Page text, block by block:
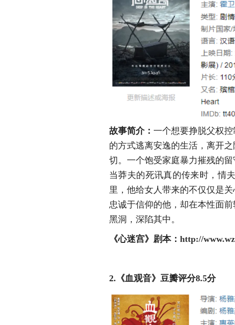
故事简介： 一个想要挣脱父权
的方式逃离安逸的生活，离开
切。一个饱受家庭暴力摧残的
当莽夫的死讯真的传来时，情
里，他给女人带来的不仅仅是
忠诚于信仰的他，却在本性面
黑洞，深陷其中。
《心迷宫》 剧本： http://
2.《血观音》豆瓣评分8.5分